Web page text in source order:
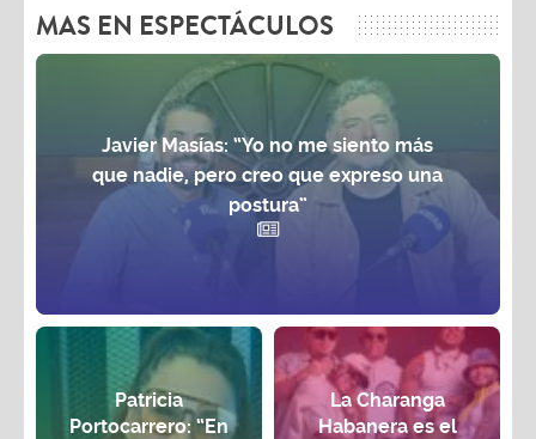
MAS EN ESPECTÁCULOS
Javier Masías: “Yo no me siento más
que nadie, pero creo que expreso una
postura”
Patricia
Portocarrero: “En
La Charanga
Habanera es el